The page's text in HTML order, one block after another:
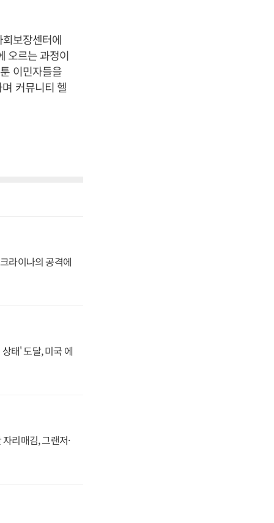
보장센터에
오르는 과정이
이민자들을
커뮤니티 헬
라이나의 공격에
태' 도달, 미국 에
리매김, 그랜저·